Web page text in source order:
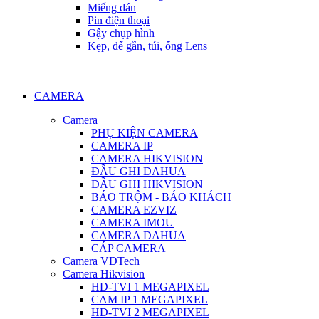
Miếng dán
Pin điện thoại
Gậy chụp hình
Kẹp, đế gắn, túi, ống Lens
CAMERA
Camera
PHỤ KIỆN CAMERA
CAMERA IP
CAMERA HIKVISION
ĐẦU GHI DAHUA
ĐẦU GHI HIKVISION
BÁO TRỘM - BÁO KHÁCH
CAMERA EZVIZ
CAMERA IMOU
CAMERA DAHUA
CÁP CAMERA
Camera VDTech
Camera Hikvision
HD-TVI 1 MEGAPIXEL
CAM IP 1 MEGAPIXEL
HD-TVI 2 MEGAPIXEL